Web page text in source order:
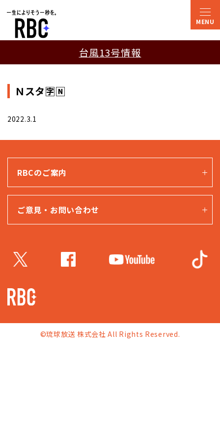
台風13号情報
Ｎスタ🈑🄽
2022.3.1
RBCのご案内
ご意見・お問い合わせ
©琉球放送 株式会社 All Rights Reserved.